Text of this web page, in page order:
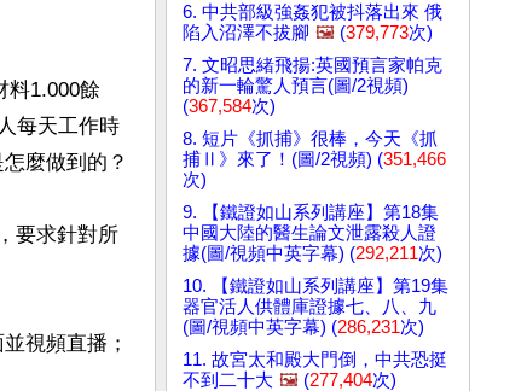
料1.000餘
每天工作時
麼做到的？
要求針對所
視頻直播；
6. 中共部級強姦犯被抖落出來 俄
陷入沼澤不拔腳 🖼️ (379,773次)
7. 文昭思緒飛揚:英國預言家帕克
的新一輪驚人預言(圖/2視頻)
(367,584次)
8. 短片《抓捕》很棒，今天《抓
捕Ⅱ》來了！(圖/2視頻) (351,466
次)
9. 【鐵證如山系列講座】第18集
中國大陸的醫生論文泄露殺人證
據(圖/視頻中英字幕) (292,211次)
10. 【鐵證如山系列講座】第19集
器官活人供體庫證據七、八、九
(圖/視頻中英字幕) (286,231次)
11. 故宮太和殿大門倒，中共恐挺
不到二十大 🖼️ (277,404次)